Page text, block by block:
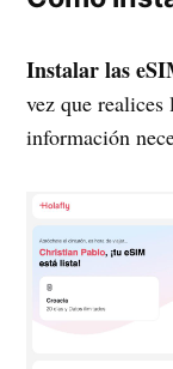
Instalar las
vez que
información